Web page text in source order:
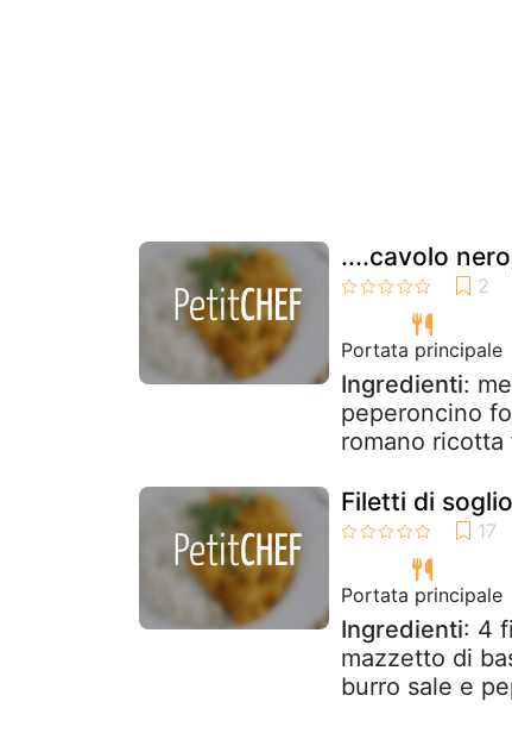
....cavolo
Portata principale
Ingredienti:
peperoncino
romano ricotta
Filetti di
Portata principale
Ingredienti: 4
mazzetto di
burro sale e